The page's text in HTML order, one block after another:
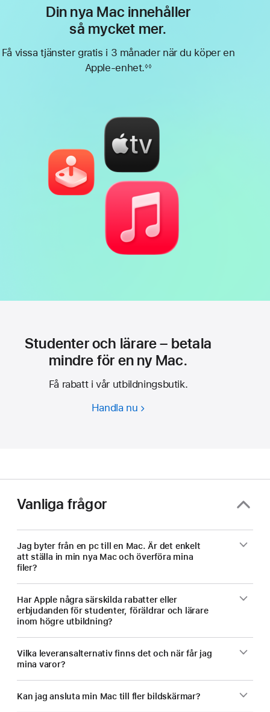
Din nya Mac innehåller
så mycket mer.
Få vissa tjänster gratis i 3 månader när du köper en
Apple-enhet.◊◊
Studenter och lärare – betala
mindre för en ny Mac.
Få rabatt i vår utbildningsbutik.
Handla nu Studenter
mindre
ny
Mac.
Vanliga frågor
Jag byter från en pc till en Mac. Är det enkelt
att ställa in min nya Mac och överföra mina
filer?
Har Apple några särskilda rabatter eller
erbjudanden för studenter, föräldrar och lärare
inom högre utbildning?
Vilka leveransalternativ finns det och när får jag
mina varor?
Kan jag ansluta min Mac till fler bildskärmar?